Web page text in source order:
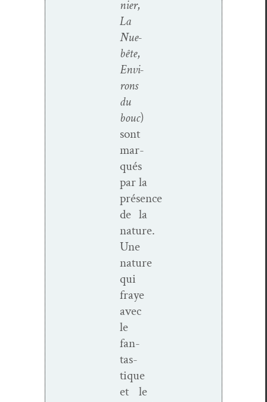
nier,
La
Nue-
bête,
Envi­
rons
du
bouc)
sont
mar­
qués
par la
présence
de la
nature.
Une
nature
qui
fraye
avec
le
fan­
tas­
tique
et le